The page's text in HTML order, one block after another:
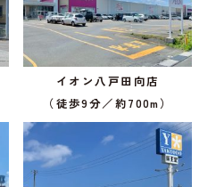
イオン八戸田向店
（徒歩9分／約700m）